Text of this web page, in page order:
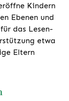
Kindern
Ebenen und
das Lesen-
etwa
Eltern